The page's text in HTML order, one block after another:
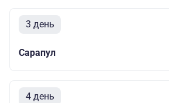
3 день
Сарапул
4 день